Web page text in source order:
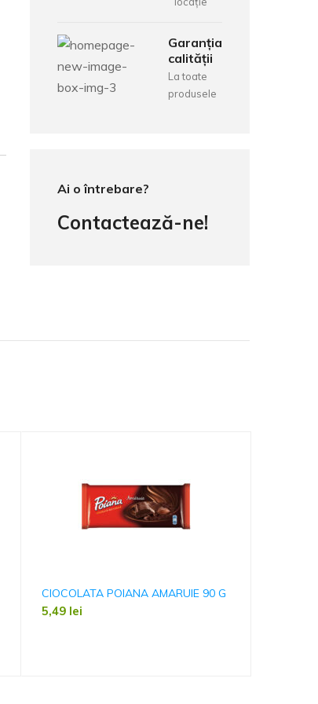
Garanția
calității
La toate
produsele
Ai o întrebare?
Contactează-ne!
CIOCOLATA POIANA AMARUIE 90 G
5,49 lei